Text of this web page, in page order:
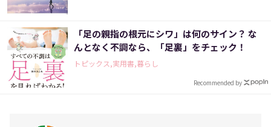
「足の親指の根元にシワ」は何のサイン？ な
んとなく不調なら、「足裏」をチェック！
トピックス,実用書,暮らし
Recommended by